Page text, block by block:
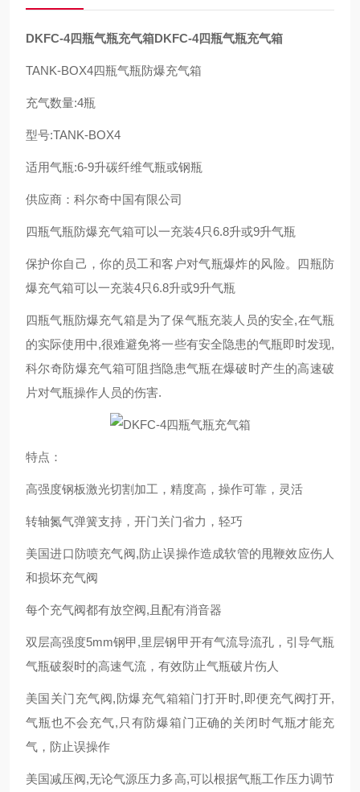
DKFC-4四瓶气瓶充气箱DKFC-4四瓶气瓶充气箱
TANK-BOX4四瓶气瓶防爆充气箱
充气数量:4瓶
型号:TANK-BOX4
适用气瓶:6-9升碳纤维气瓶或钢瓶
供应商：科尔奇中国有限公司
四瓶气瓶防爆充气箱可以一充装4只6.8升或9升气瓶
保护你自己，你的员工和客户对气瓶爆炸的风险。四瓶防
爆充气箱可以一充装4只6.8升或9升气瓶
四瓶气瓶防爆充气箱是为了保气瓶充装人员的安全,在气瓶
的实际使用中,很难避免将一些有安全隐患的气瓶即时发现,
科尔奇防爆充气箱可阻挡隐患气瓶在爆破时产生的高速破
片对气瓶操作人员的伤害.
特点：
高强度钢板激光切割加工，精度高，操作可靠，灵活
转轴氮气弹簧支持，开门关门省力，轻巧
美国进口防喷充气阀,防止误操作造成软管的甩鞭效应伤人
和损坏充气阀
每个充气阀都有放空阀,且配有消音器
双层高强度5mm钢甲,里层钢甲开有气流导流孔，引导气瓶
气瓶破裂时的高速气流，有效防止气瓶破片伤人
美国关门充气阀,防爆充气箱箱门打开时,即便充气阀打开,
气瓶也不会充气,只有防爆箱门正确的关闭时气瓶才能充
气，防止误操作
美国减压阀,无论气源压力多高,可以根据气瓶工作压力调节